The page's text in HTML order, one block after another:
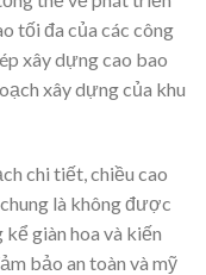
tối đa của các công
xây dựng cao bao
xây dựng của khu
chi tiết, chiều cao
là không được
giàn hoa và kiến
bảo an toàn và mỹ